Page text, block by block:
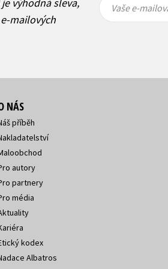
mailových
mailová
mailová
Vaše e-
NÁS
příběh
autory
partnery
média
kodex
Albatros